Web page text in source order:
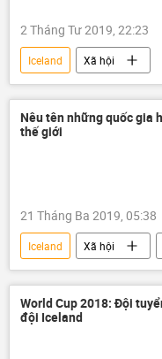
2 Tháng Tư 2019, 22:23
Iceland Xã hội
Nêu tên những quốc gia
thế giới
21 Tháng Ba 2019, 05:38
Iceland Xã hội
Anh
Đức
Yemen
Đan Mạch
Phần Lan
World Cup 2018: Đội
đội Iceland